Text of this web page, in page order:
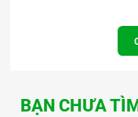
FTSD+2 – 100-
BẠN CHƯA